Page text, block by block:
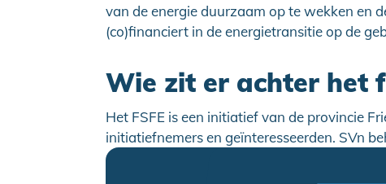
van de energie duurzaam op te wekken en
(co)financiert in de energietransitie op de
Wie zit er achter het
Het FSFE is een initiatief van de provincie
initiatiefnemers en geïnteresseerden. SVn